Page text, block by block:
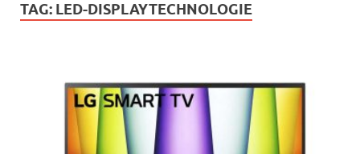
TAG: LED-DISPLAYTECHNOLOGIE